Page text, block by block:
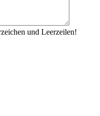
und Leerzeilen!